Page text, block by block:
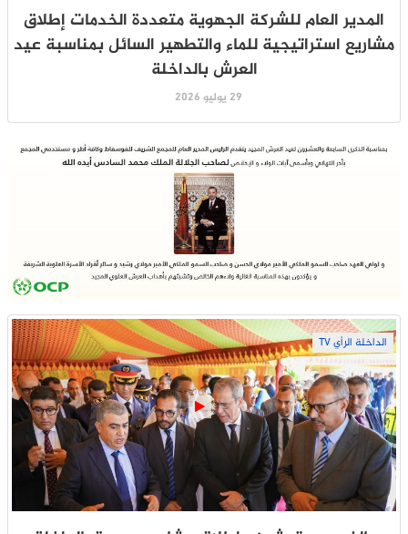
المدير العام للشركة الجهوية متعددة الخدمات إطلاق
مشاريع استراتيجية للماء والتطهير السائل بمناسبة عيد
العرش بالداخلة
29 يوليو 2026
الداخلة الرأي TV